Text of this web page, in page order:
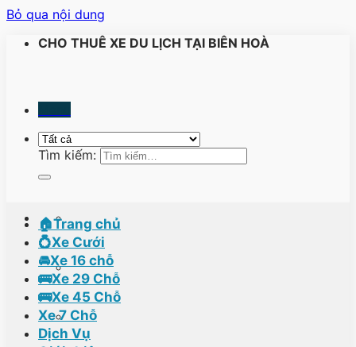
Bỏ qua nội dung
CHO THUÊ XE DU LỊCH TẠI BIÊN HOÀ
Tìm kiếm:
🏠Trang chủ
💍Xe Cưới
🚘Xe 16 chỗ
🚌Xe 29 Chỗ
🚌Xe 45 Chỗ
Xe 7 Chỗ
Dịch Vụ